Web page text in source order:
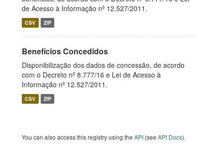
de Acesso à Informação nº 12.527/2011.
CSV ZIP
Benefícios Concedidos
Disponibilização dos dados de concessão, de acordo
com o Decreto nº 8.777/16 e Lei de Acesso à
Informação nº 12.527/2011.
CSV ZIP
You can also access this registry using the API (see API Docs).